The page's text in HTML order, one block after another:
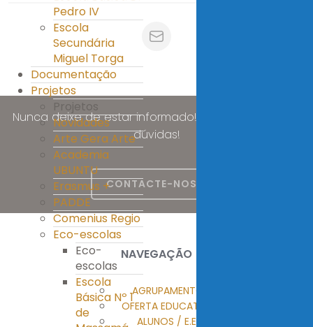
Pedro IV
Escola
Secundária
Miguel Torga
Documentação
Projetos
Projetos
Novidades
Arte Gera Arte
Academia
UBUNTU
Erasmus +
PADDE
Comenius Regio
Eco-escolas
Eco-
escolas
Escola
Básica Nº 1
de
Nunca deixe de estar informado! Esclareça as suas
dúvidas!
CONTACTE-NOS
NAVEGAÇÃO
AGRUPAMENTO
OFERTA EDUCATIVA
ALUNOS / E.E.